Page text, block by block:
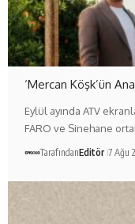
‘Mercan Köşk’ün
Eylül ayında ATV
FARO ve Sinehane
TarafındanEditör 7 Ağu